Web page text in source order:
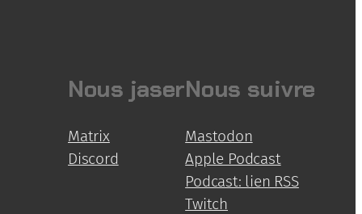
Nous jaser
Matrix
Discord
Nous suivre
Mastodon
Apple Podcast
Podcast: lien RSS
Twitch